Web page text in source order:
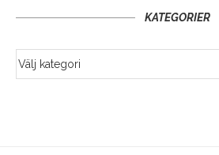
KATEGORIER